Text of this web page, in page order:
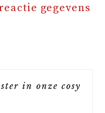
gegevens
in onze cosy